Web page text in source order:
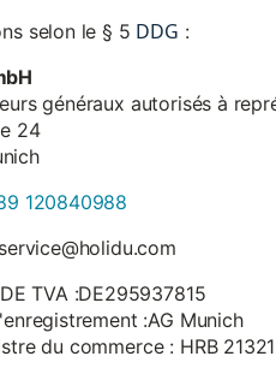
selon le § 5 DDG :
généraux autorisés à
24
120840988
TVA :DE295937815
:AG Munich
du commerce : HRB